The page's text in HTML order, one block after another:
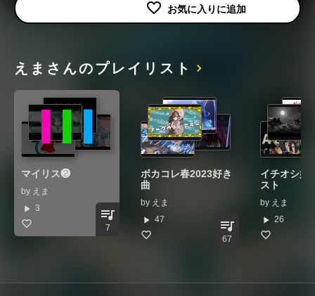
えまさんのプレイリスト
マイリス❷
by えま
play_arrow 3 queue_music
7
ボカコレ春2023好き
曲
by えま
play_arrow 47 queue_music
67
イチオシ好
スト
by えま
play_arrow 26